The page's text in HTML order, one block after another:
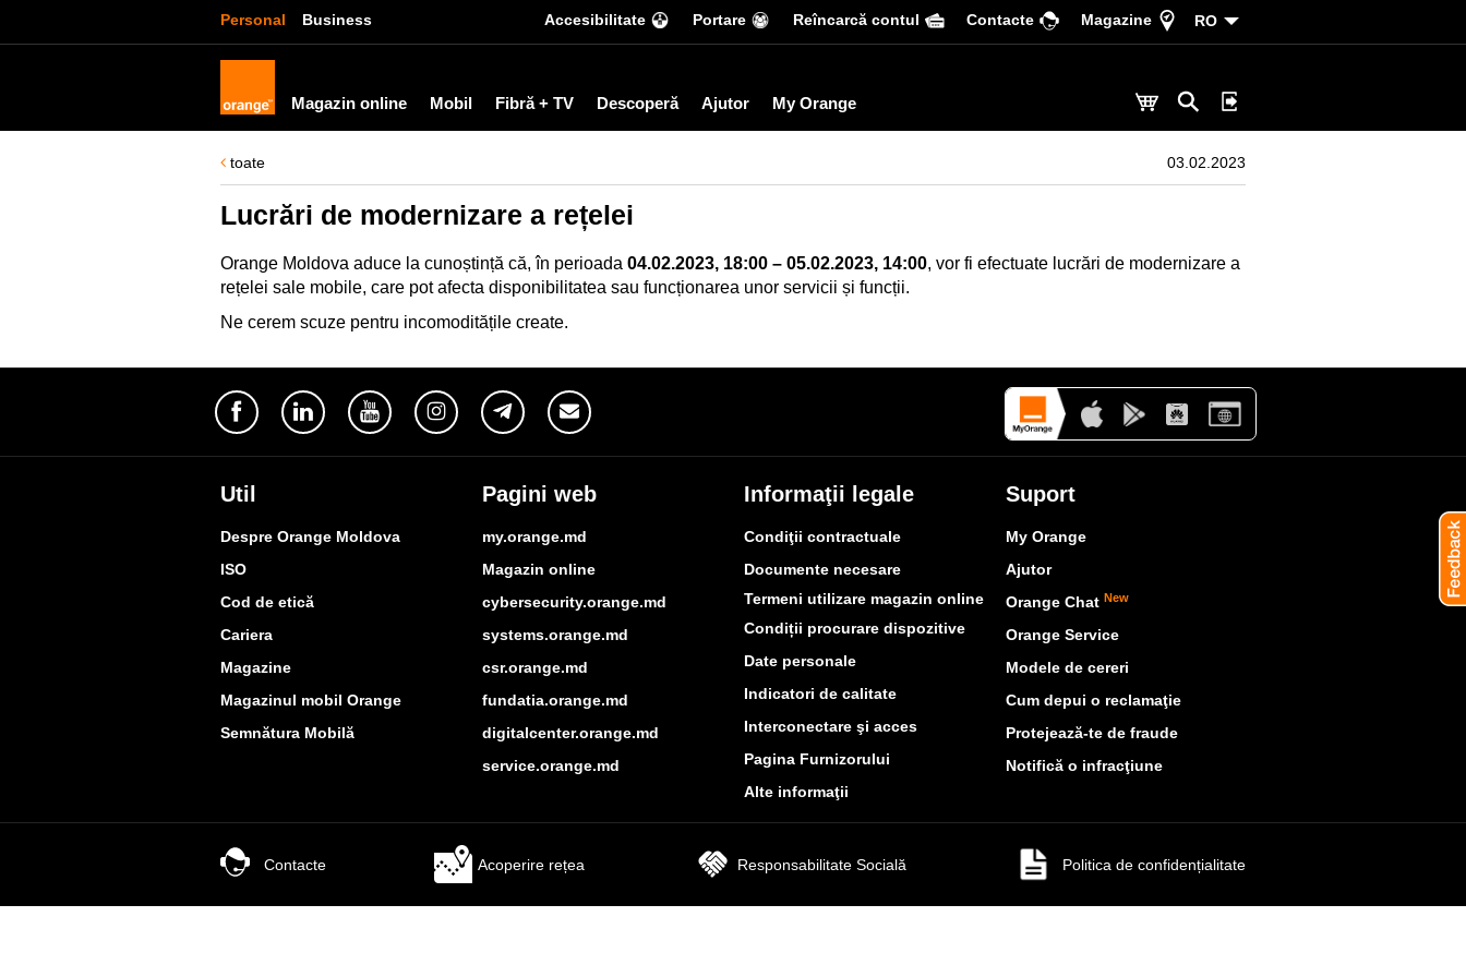
Personal Business Accesibilitate Portare Reîncarcă contul Сontacte Magazine RO
Magazin online Mobil Fibră + TV Descoperă Ajutor My Orange
toate 03.02.2023
Lucrări de modernizare a rețelei
Orange Moldova aduce la cunoștință că, în perioada 04.02.2023, 18:00 – 05.02.2023, 14:00, vor fi efectuate lucrări de modernizare a
rețelei sale mobile, care pot afecta disponibilitatea sau funcționarea unor servicii și funcții.
Ne cerem scuze pentru incomoditățile create.
Util
Despre Orange Moldova
ISO
Cod de etică
Cariera
Magazine
Magazinul mobil Orange
Semnătura Mobilă
Pagini web
my.orange.md
Magazin online
cybersecurity.orange.md
systems.orange.md
csr.orange.md
fundatia.orange.md
digitalcenter.orange.md
service.orange.md
Informaţii legale
Condiţii contractuale
Documente necesare
Termeni utilizare magazin online
Condiții procurare dispozitive
Date personale
Indicatori de calitate
Interconectare şi acces
Pagina Furnizorului
Alte informaţii
Suport
My Orange
Ajutor
Orange Chat New
Orange Service
Modele de cereri
Cum depui o reclamaţie
Protejează-te de fraude
Notifică o infracţiune
Contacte Acoperire rețea Responsabilitate Socială Politica de confidențialitate